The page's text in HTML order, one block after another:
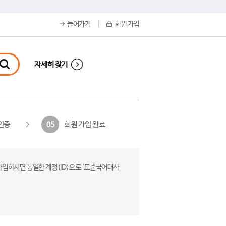
들어가기 회원 가입
자세히 찾기
증 05 회원 가입 완료
하시면 동일한 계정(ID)으로 ‘표준국어대사